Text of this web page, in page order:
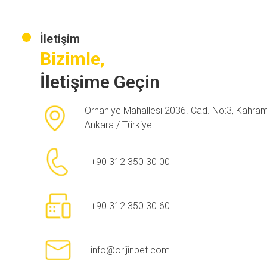
İletişim
Bizimle,
İletişime Geçin
Orhaniye Mahallesi 2036. Cad. No:3,
Ankara / Türkiye
+90 312 350 30 00
+90 312 350 30 60
info@orijinpet.com